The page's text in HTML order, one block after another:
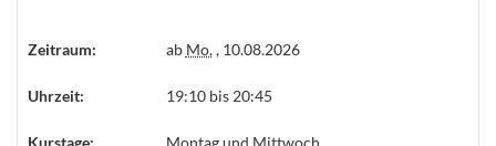
Zeitraum: ab Mo., 10.08.2026
Uhrzeit: 19:10 bis 20:45
Kurstage: Montag und Mittwoch